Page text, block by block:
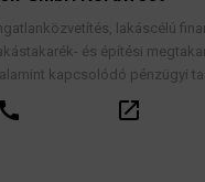
lakáscélú finanszírozási
építési megtakarítási
pénzügyi tanácsadás.
open_in_new email